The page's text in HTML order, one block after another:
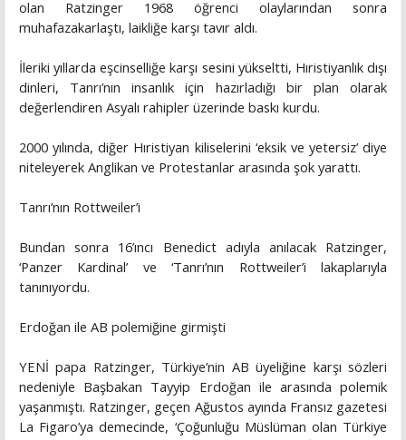
olan Ratzinger 1968 öğrenci olaylarından sonra
muhafazakarlaştı, laikliğe karşı tavır aldı.
İleriki yıllarda eşcinselliğe karşı sesini yükseltti, Hıristiyanlık dışı
dinleri, Tanrı’nın insanlık için hazırladığı bir plan olarak
değerlendiren Asyalı rahipler üzerinde baskı kurdu.
2000 yılında, diğer Hıristiyan kiliselerini ‘eksik ve yetersiz’ diye
niteleyerek Anglikan ve Protestanlar arasında şok yarattı.
Tanrı’nın Rottweiler’i
Bundan sonra 16’ıncı Benedict adıyla anılacak Ratzinger,
‘Panzer Kardinal’ ve ‘Tanrı’nın Rottweiler’i lakaplarıyla
tanınıyordu.
Erdoğan ile AB polemiğine girmişti
YENİ papa Ratzinger, Türkiye’nin AB üyeliğine karşı sözleri
nedeniyle Başbakan Tayyip Erdoğan ile arasında polemik
yaşanmıştı. Ratzinger, geçen Ağustos ayında Fransız gazetesi
La Figaro’ya demecinde, ‘Çoğunluğu Müslüman olan Türkiye